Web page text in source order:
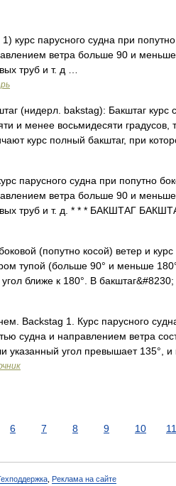
курс парусного судна при
ветра больше 90 и
труб и т. д …
(нидерл. bakstag): Бакштаг курс
и менее восьмидесяти
курс полный бакштаг, при
парусного судна при попутно
ветра больше 90 и меньше
труб и т. д. * * * БАКШТАГ
(попутно косой) ветер и курс
тупой (больше 90° и меньше
ближе к 180°. В бакштаг&#8230;
Backstag 1. Курс парусного
судна и направлением ветра
указанный угол превышает 135°, и
6 7 8 9 10 11
Реклама на сайте